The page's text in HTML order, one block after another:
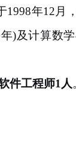
1998年12月
年)及计算数
件工程师1人